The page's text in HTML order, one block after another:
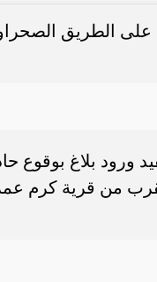
على الطريق
ورود بلاغ بوقوع
من قرية كرم